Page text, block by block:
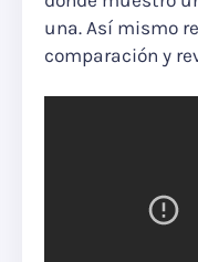
una. Así mismo
comparación y